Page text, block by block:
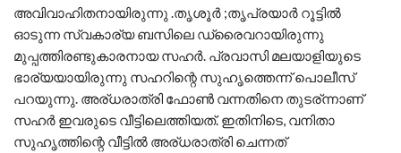
അവിവാഹിതനായിരുന്നു .തൃശൂര്‍ ;തൃപ്രയാര്‍ റൂട്ടില്‍
ഓടുന്ന സ്വകാര്യ ബസിലെ ഡ്രൈവറായിരുന്നു
മുപ്പത്തിരണ്ടുകാരനായ സഹര്‍. പ്രവാസി മലയാളിയുടെ
ഭാര്യയായിരുന്നു സഹറിന്റെ സുഹൃത്തെന്ന് പൊലീസ്
പറയുന്നു. അര്ധരാത്രി ഫോണ്‍ വന്നതിനെ തുടര്ന്നാണ്
സഹര്‍ ഇവരുടെ വീട്ടിലെത്തിയത്. ഇതിനിടെ, വനിതാ
സുഹൃത്തിന്റെ വീട്ടില്‍ അര്ധരാത്രി ചെന്നത്